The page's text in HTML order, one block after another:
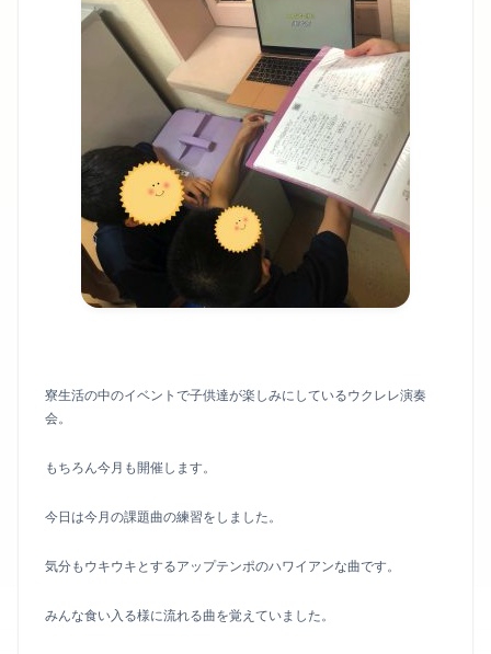
寮生活の中のイベントで子供達が楽しみにしているウクレレ演奏
会。
もちろん今月も開催します。
今日は今月の課題曲の練習をしました。
気分もウキウキとするアップテンポのハワイアンな曲です。
みんな食い入る様に流れる曲を覚えていました。